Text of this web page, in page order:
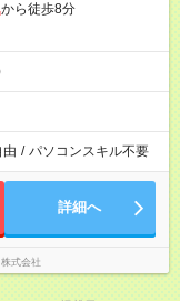
から徒歩8分
由 / パソコンスキル不要
詳細へ
式会社